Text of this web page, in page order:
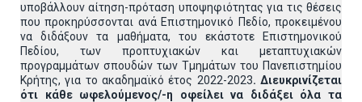
υποβάλλουν αίτηση-πρόταση υποψηφιότητας για τις θέσεις
που προκηρύσσονται ανά Επιστημονικό Πεδίο, προκειμένου
να διδάξουν τα μαθήματα, του εκάστοτε Επιστημονικού
Πεδίου, των προπτυχιακών και μεταπτυχιακών
προγραμμάτων σπουδών των Τμημάτων του Πανεπιστημίου
Κρήτης, για το ακαδημαϊκό έτος 2022-2023. Διευκρινίζεται
ότι κάθε ωφελούμενος/-η οφείλει να διδάξει όλα τα